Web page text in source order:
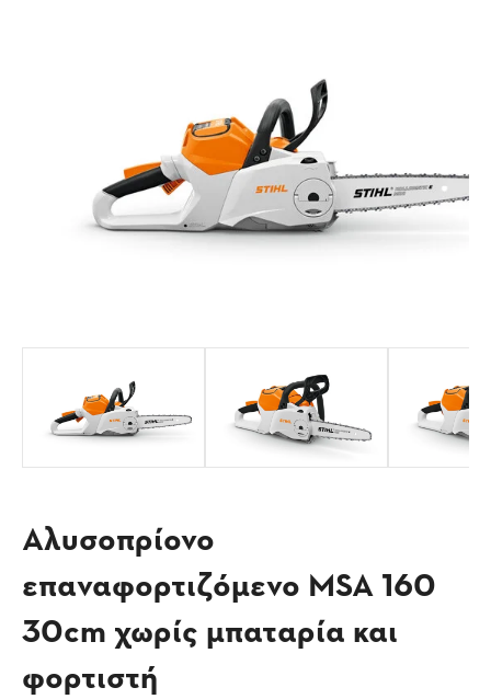
Αλυσοπρίονο
επαναφορτιζόμενο MSA 160
30cm χωρίς μπαταρία και
φορτιστή